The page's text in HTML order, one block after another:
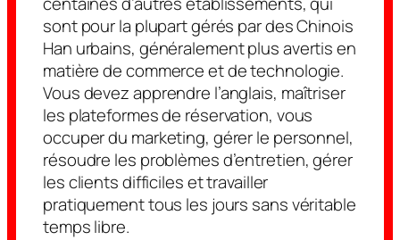
sont pour la plupart gérés par des Chinois
Han urbains, généralement plus avertis en
matière de commerce et de technologie.
Vous devez apprendre l’anglais, maîtriser
les plateformes de réservation, vous
occuper du marketing, gérer le personnel,
résoudre les problèmes d’entretien, gérer
les clients difficiles et travailler
pratiquement tous les jours sans véritable
temps libre.